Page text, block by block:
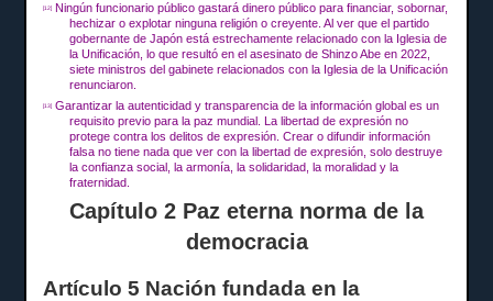
[12]
Ningún funcionario público gastará dinero público para financiar, sobornar,
hechizar o explotar ninguna religión o creyente.Al ver que el partido
gobernante de Japón está estrechamente relacionado con la Iglesia de
la Unificación, lo que resultó en el asesinato de Shinzo Abe en 2022,
siete ministros del gabinete relacionados con la Iglesia de la Unificación
renunciaron.
[13]
Garantizar la autenticidad y transparencia de la información global es un
requisito previo para la paz mundial.La libertad de expresión no
protege contra los delitos de expresión.Crear o difundir información
falsa no tiene nada que ver con la libertad de expresión, solo destruye
la confianza social, la armonía, la solidaridad, la moralidad y la
fraternidad.
Capítulo 2 Paz eterna norma de la
democracia
Artículo 5 Nación fundada en la